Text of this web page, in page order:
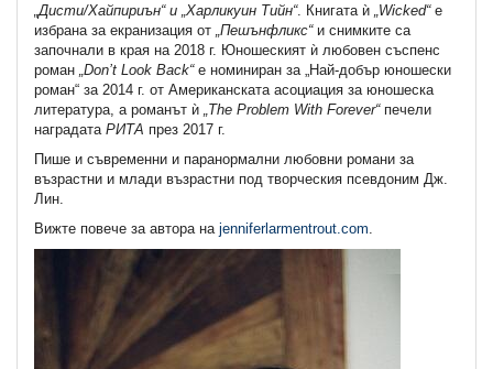
„Дисти/Хайпириън“ и „Харликуин Тийн“. Книгата ѝ Wicked“е
избрана за екранизация от „Пешънфликс“и снимките са
започнали в края на 2018 г. Юношеският ѝ любовен съспенс
роман Don’t Look Back“е номиниран за „Най-добър юношески
роман“ за 2014 г. от Американската асоциация за юношеска
литература, а романът ѝ The Problem With Forever“печели
наградата РИТА през 2017 г.
Пише и съвременни и паранормални любовни романи за
възрастни и млади възрастни под творческия псевдоним Дж.
Лин.
Вижте повече за автора на jenniferlarmentrout.com